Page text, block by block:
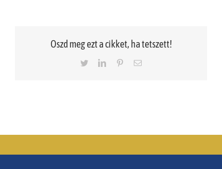
Oszd meg ezt a cikket, ha tetszett!
TwitterLinkedInPinterestEmail